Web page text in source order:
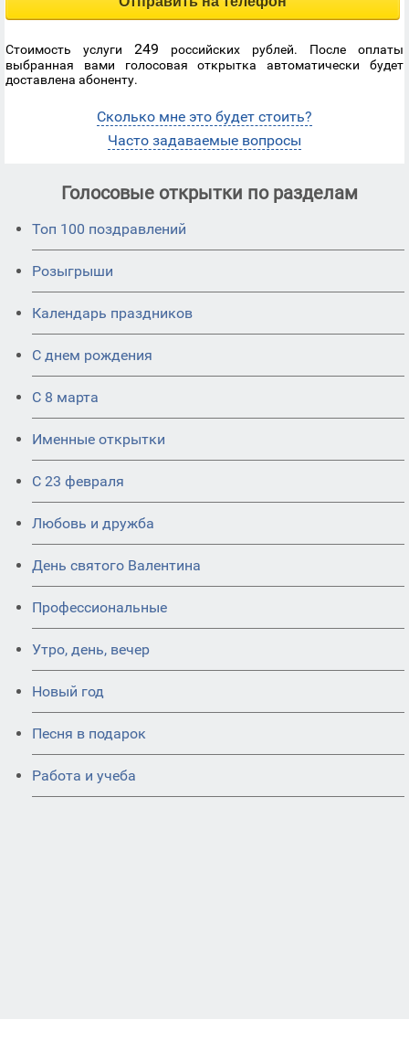
Стоимость услуги 249 российских рублей. После оплаты
выбранная вами голосовая открытка автоматически будет
доставлена абоненту.
Сколько мне это будет стоить?
Часто задаваемые вопросы
Голосовые открытки по разделам
Топ 100 поздравлений
Розыгрыши
Календарь праздников
С днем рождения
С 8 марта
Именные открытки
С 23 февраля
Любовь и дружба
День святого Валентина
Профессиональные
Утро, день, вечер
Новый год
Песня в подарок
Работа и учеба